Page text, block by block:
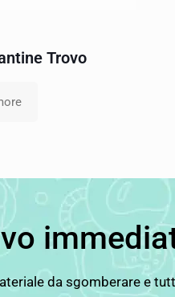
Trovo
da sgomberare e